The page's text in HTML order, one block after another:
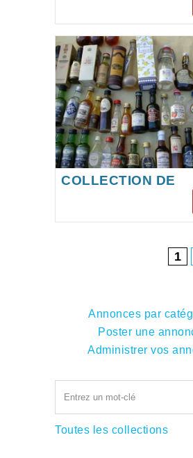
– Mise en bouteille
ans)
COLLECTION DE
1
Annonces par
Poster une
Administrer vos
Toutes les collections